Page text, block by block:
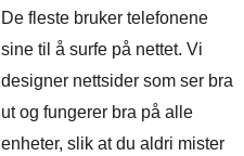
De fleste bruker telefonene
sine til å surfe på nettet. Vi
designer nettsider som ser bra
ut og fungerer bra på alle
enheter, slik at du aldri mister